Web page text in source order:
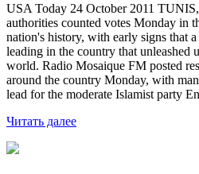
USA Today 24 October 2011
authorities counted votes Monday in
nation's history, with early signs that
leading in the country that unleashed
world. Radio Mosaique FM posted
around the country Monday, with
lead for the moderate Islamist party
Читать далее